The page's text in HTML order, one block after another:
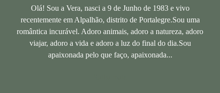
Olá! Sou a Vera, nasci a 9 de Junho de 1983 e vivo
recentemente em Alpalhão, distrito de Portalegre.Sou uma
romântica incurável. Adoro animais, adoro a natureza, adoro
viajar, adoro a vida e adoro a luz do final do dia.Sou
apaixonada pelo que faço, apaixonada...